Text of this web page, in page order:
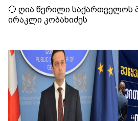
🔴 ღია წერილი საქართველოს
ირაკლი კობახიძეს